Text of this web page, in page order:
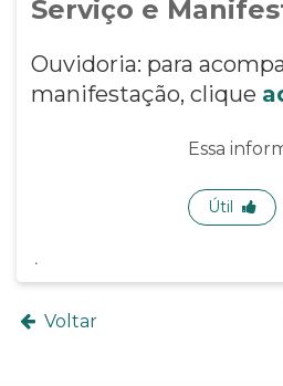
Serviço e
Ouvidoria: para
manifestação, clique
Essa
Útil
Voltar